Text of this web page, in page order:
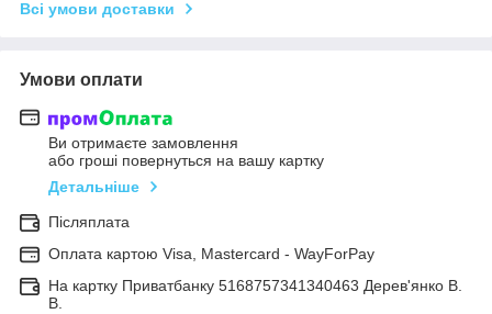
Всі умови доставки
Умови оплати
Ви отримаєте замовлення
або гроші повернуться на вашу картку
Детальніше
Післяплата
Оплата картою Visa, Mastercard - WayForPay
На картку Приватбанку 5168757341340463 Дерев'янко В.
В.